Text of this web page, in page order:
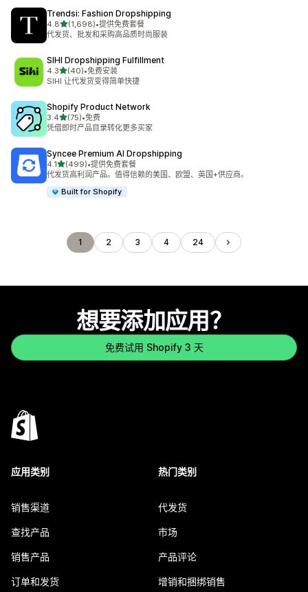
Trendsi: Fashion Dropshipping
4.8星（满分 5 星）
(1,698)
总共 1698 条评论
•提供免费套餐
代发货、批发和采购高品质时尚服装
SIHI Dropshipping Fulfillment
4.3星（满分 5 星）
(40)
总共 40 条评论
•免费安装
SIHI 让代发货变得简单快捷
Shopify Product Network
3.4星（满分 5 星）
(75)
总共 75 条评论
•免费
凭借即时产品目录转化更多买家
Syncee Premium AI Dropshipping
4.1星（满分 5 星）
(499)
总共 499 条评论
•提供免费套餐
代发货高利润产品。值得信赖的美国、欧盟、英国+供应商。
Built for Shopify
1 2 3 4 24
想要添加应用？
免费试用 Shopify 3 天
应用类别
销售渠道
查找产品
销售产品
订单和发货
热门类别
代发货
市场
产品评论
增销和捆绑销售